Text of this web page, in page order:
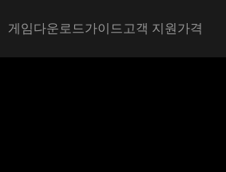
Main navigation
게임다운로드가이드고객 지원가격